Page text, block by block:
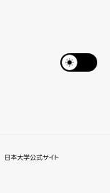
日本大学公式サイト